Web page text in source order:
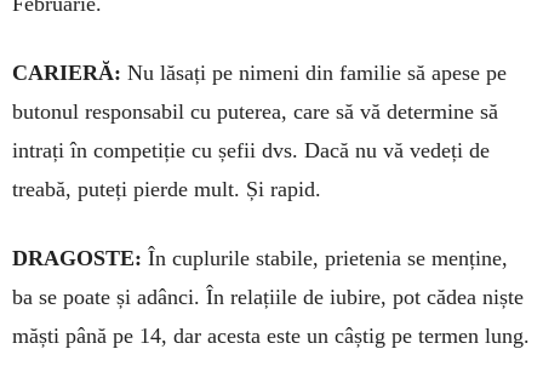
CARIERĂ: Nu lăsați pe nimeni din familie să ape­se pe
butonul responsabil cu puterea, care să vă de­termine să
intrați în competiție cu șefii dvs. Dacă nu vă vedeți de
treabă, puteți pierde mult. Și rapid.
DRAGOSTE: În cuplurile stabile, prietenia se men­ține,
ba se poate și adânci. În relațiile de iubire, pot cădea niște
măști până pe 14, dar acesta este un câștig pe termen lung.